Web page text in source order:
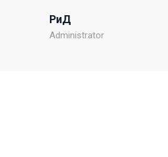
РиД
Administrator